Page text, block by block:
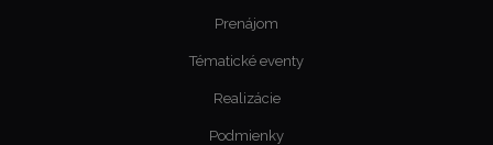
Prenájom
Tématické eventy
Realizácie
Podmienky